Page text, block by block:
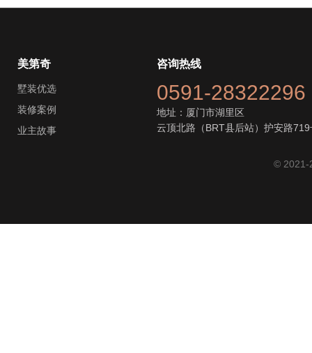
美第奇
墅装优选
装修案例
业主故事
咨询热线
0591-28322296
地址：厦门市湖里区
云顶北路（BRT县后站）护安路719
© 2021-